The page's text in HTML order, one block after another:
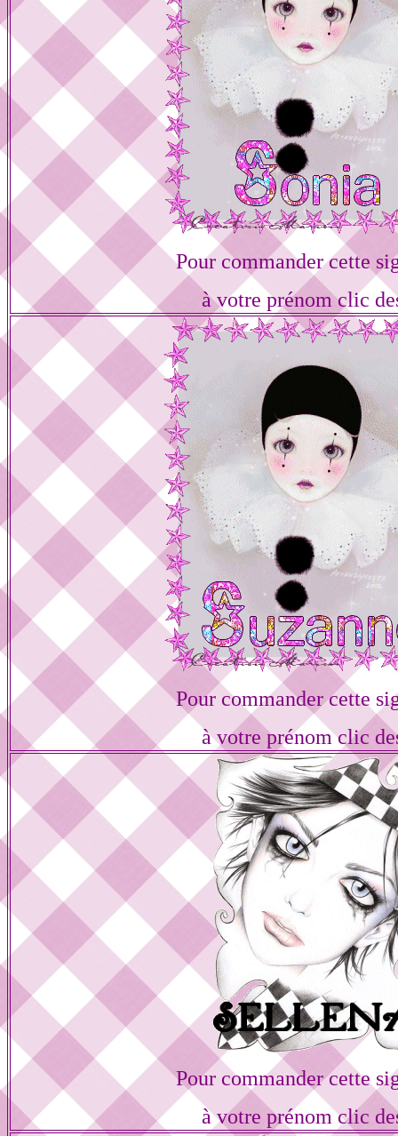
Pour commander cette
à votre prénom clic
Pour commander cette
à votre prénom clic
Pour commander cette
à votre prénom clic